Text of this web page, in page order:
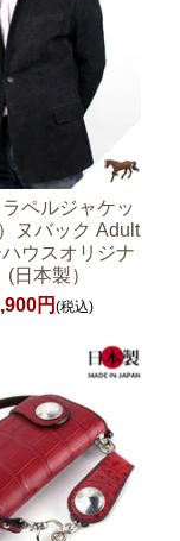
ペルジャケッ
ヌバック Adult
ハウスオリジナ
(日本製）
円 (税込)